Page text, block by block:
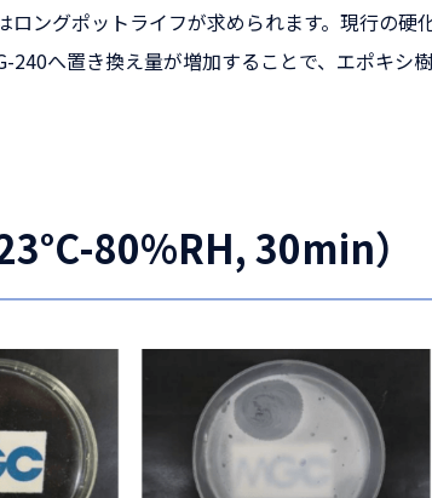
ングポットライフが求められます。現行の
240へ置き換え量が増加することで、エポキシ
80%RH, 30min）